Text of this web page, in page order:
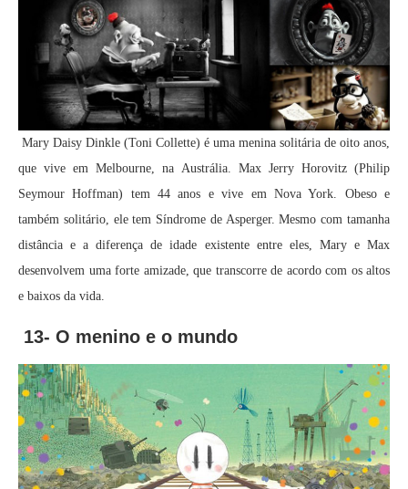
Mary Daisy Dinkle (Toni Collette) é uma menina solitária de oito anos,
que vive em Melbourne, na Austrália. Max Jerry Horovitz (Philip
Seymour Hoffman) tem 44 anos e vive em Nova York. Obeso e
também solitário, ele tem Síndrome de Asperger. Mesmo com tamanha
distância e a diferença de idade existente entre eles, Mary e Max
desenvolvem uma forte amizade, que transcorre de acordo com os altos
e baixos da vida.
13- O menino e o mundo